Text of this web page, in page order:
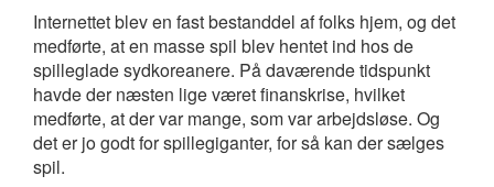
Internettet blev en fast bestanddel af folks hjem, og det
medførte, at en masse spil blev hentet ind hos de
spilleglade sydkoreanere. På daværende tidspunkt
havde der næsten lige været finanskrise, hvilket
medførte, at der var mange, som var arbejdsløse. Og
det er jo godt for spillegiganter, for så kan der sælges
spil.